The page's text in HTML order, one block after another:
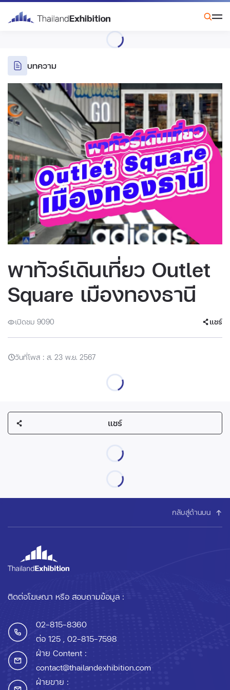
บทความ
พาทัวร์เดินเที่ยว Outlet
Square เมืองทองธานี
เปิดชม 9090 แชร์
วันที่โพส : ส. 23 พ.ย. 2567
แชร์
กลับสู่ด้านบน
ติดต่อโฆษณา หรือ สอบถามข้อมูล :
02-815-8360
ต่อ 125 , 02-815-7598
ฝ่าย Content :
contact@thailandexhibition.com
ฝ่ายขาย :